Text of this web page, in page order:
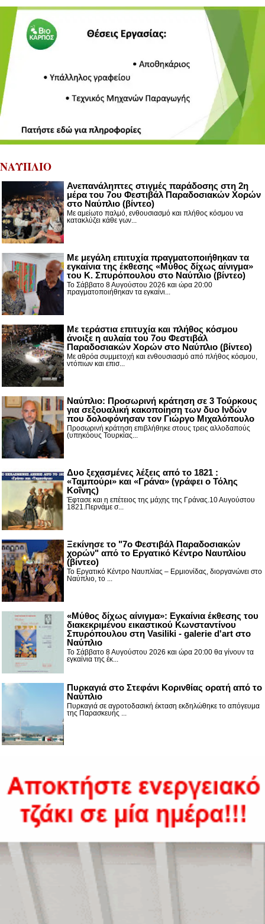
ΝΑΥΠΛΙΟ
Ανεπανάληπτες στιγμές παράδοσης στη 2η
μέρα του 7ου Φεστιβάλ Παραδοσιακών Χορών
στο Ναύπλιο (βίντεο)
Με αμείωτο παλμό, ενθουσιασμό και πλήθος κόσμου να
κατακλύζει κάθε γων...
Με μεγάλη επιτυχία πραγματοποιήθηκαν τα
εγκαίνια της έκθεσης «Μύθος δίχως αίνιγμα»
του Κ. Σπυρόπουλου στο Ναύπλιο (βίντεο)
Το Σάββατο 8 Αυγούστου 2026 και ώρα 20:00
πραγματοποιήθηκαν τα εγκαίνι...
Με τεράστια επιτυχία και πλήθος κόσμου
άνοιξε η αυλαία του 7ου Φεστιβάλ
Παραδοσιακών Χορών στο Ναύπλιο (βίντεο)
Με αθρόα συμμετοχή και ενθουσιασμό από πλήθος κόσμου,
ντόπιων και επισ...
Ναύπλιο: Προσωρινή κράτηση σε 3 Τούρκους
για σεξουαλική κακοποίηση των δυο Ινδών
που δολοφόνησαν τον Γιώργο Μιχαλόπουλο
Προσωρινή κράτηση επιβλήθηκε στους τρεις αλλοδαπούς
(υπηκόους Τουρκίας...
Δυο ξεχασμένες λέξεις από το 1821 :
«Ταμπούρι» και «Γράνα» (γράφει ο Τόλης
Κοΐνης)
Έφτασε και η επέτειος της μάχης της Γράνας.10 Αυγούστου
1821.Περνάμε σ...
Ξεκίνησε το "7ο Φεστιβάλ Παραδοσιακών
χορών" από το Εργατικό Κέντρο Ναυπλίου
(βίντεο)
Το Εργατικό Κέντρο Ναυπλίας – Ερμιονίδας, διοργανώνει στο
Ναύπλιο, το ...
«Μύθος δίχως αίνιγμα»: Εγκαίνια έκθεσης του
διακεκριμένου εικαστικού Κωνσταντίνου
Σπυρόπουλου στη Vasiliki - galerie d'art στο
Ναύπλιο
Το Σάββατο 8 Αυγούστου 2026 και ώρα 20:00 θα γίνουν τα
εγκαίνια της έκ...
Πυρκαγιά στο Στεφάνι Κορινθίας ορατή από το
Ναύπλιο
Πυρκαγιά σε αγροτοδασική έκταση εκδηλώθηκε το απόγευμα
της Παρασκευής ...